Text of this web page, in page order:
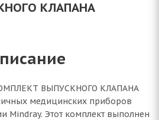
КЛАПАНА
ВЫПУСКНОГО КЛАПАНА
медицинских приборов
Mindray. Этот комплект выполнен